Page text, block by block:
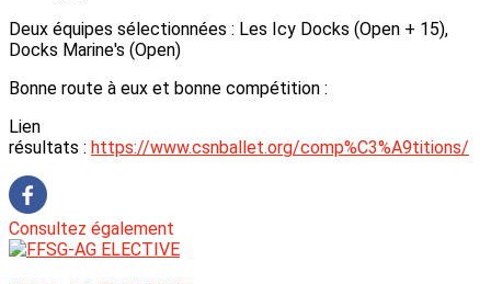
Deux équipes sélectionnées : Les Icy Docks (Open + 15),
Docks Marine's (Open)
Bonne route à eux et bonne compétition :
Lien
résultats : https://www.csnballet.org/comp%C3%A9titions/
Consultez également